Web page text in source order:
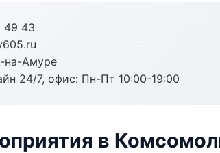
49 43
на-Амуре
24/7, офис: Пн-Пт 10:00-19:00
в